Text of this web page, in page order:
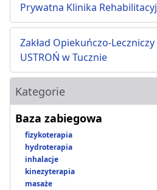
Prywatna Klinika
Zakład Opiekuńczo-Leczniczy
USTROŃ w Tucznie
Kategorie
Baza zabiegowa
fizykoterapia
hydroterapia
inhalacje
kinezyterapia
masaże